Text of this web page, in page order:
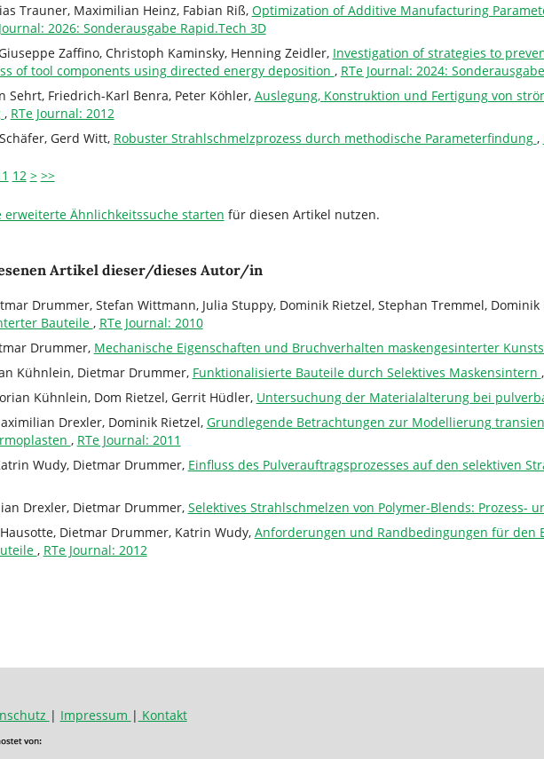
Trauner, Maximilian Heinz, Fabian Riß, Optimization of Additive Manufacturing
2026: Sonderausgabe Rapid.Tech 3D
Zaffino, Christoph Kaminsky, Henning Zeidler, Investigation of strategies to
of tool components using directed energy deposition , RTe Journal: 2024:
Sehrt, Friedrich-Karl Benra, Peter Köhler, Auslegung, Konstruktion und Fertigung von
, RTe Journal: 2012
Gerd Witt, Robuster Strahlschmelzprozess durch methodische Parameterfindung ,
12 > >>
erweiterte Ähnlichkeitssuche starten für diesen Artikel nutzen.
Artikel dieser/dieses Autor/in
Drummer, Stefan Wittmann, Julia Stuppy, Dominik Rietzel, Stephan Tremmel,
Bauteile , RTe Journal: 2010
Drummer, Mechanische Eigenschaften und Bruchverhalten maskengesinterter
Kühnlein, Dietmar Drummer, Funktionalisierte Bauteile durch Selektives Maskensintern ,
Kühnlein, Dom Rietzel, Gerrit Hüdler, Untersuchung der Materialalterung bei
Drexler, Dominik Rietzel, Grundlegende Betrachtungen zur Modellierung
, RTe Journal: 2011
Wudy, Dietmar Drummer, Einfluss des Pulverauftragsprozesses auf den selektiven
Drexler, Dietmar Drummer, Selektives Strahlschmelzen von Polymer-Blends: Prozess-
Dietmar Drummer, Katrin Wudy, Anforderungen und Randbedingungen für den
, RTe Journal: 2012
| Impressum | Kontakt